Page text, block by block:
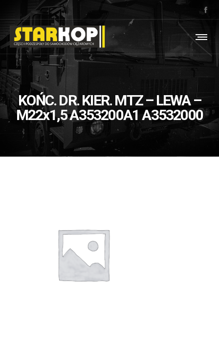
KOŃC. DR. KIER. MTZ – LEWA –
M22x1,5 A353200A1 A3532000